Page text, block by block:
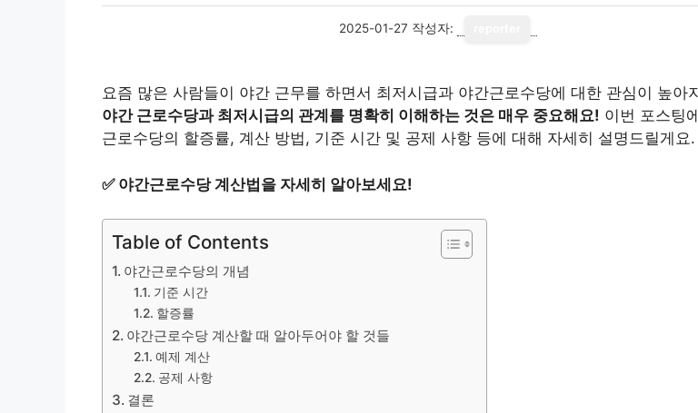
2025-01-27 작성자:
요즘 많은 사람들이 야간 근무를 하면서 최저시급과 야간근로수당에 대한 관심이 높아
야간 근로수당과 최저시급의 관계를 명확히 이해하는 것은 매우 중요해요! 이번 포스팅
근로수당의 할증률, 계산 방법, 기준 시간 및 공제 사항 등에 대해 자세히 설명드릴게요.
✅ 야간근로수당 계산법을 자세히 알아보세요!
Table of Contents
야간근로수당의 개념
기준 시간
할증률
야간근로수당 계산할 때 알아두어야 할 것들
예제 계산
공제 사항
결론